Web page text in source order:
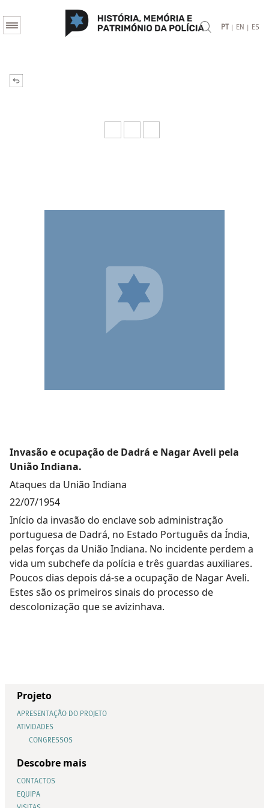
PT | EN | ES
Invasão e ocupação de Dadrá e Nagar Aveli pela
União Indiana.
Ataques da União Indiana
22/07/1954
Início da invasão do enclave sob administração
portuguesa de Dadrá, no Estado Português da Índia,
pelas forças da União Indiana. No incidente perdem a
vida um subchefe da polícia e três guardas auxiliares.
Poucos dias depois dá-se a ocupação de Nagar Aveli.
Estes são os primeiros sinais do processo de
descolonização que se avizinhava.
Projeto
APRESENTAÇÃO DO PROJETO
ATIVIDADES
CONGRESSOS
Descobre mais
CONTACTOS
EQUIPA